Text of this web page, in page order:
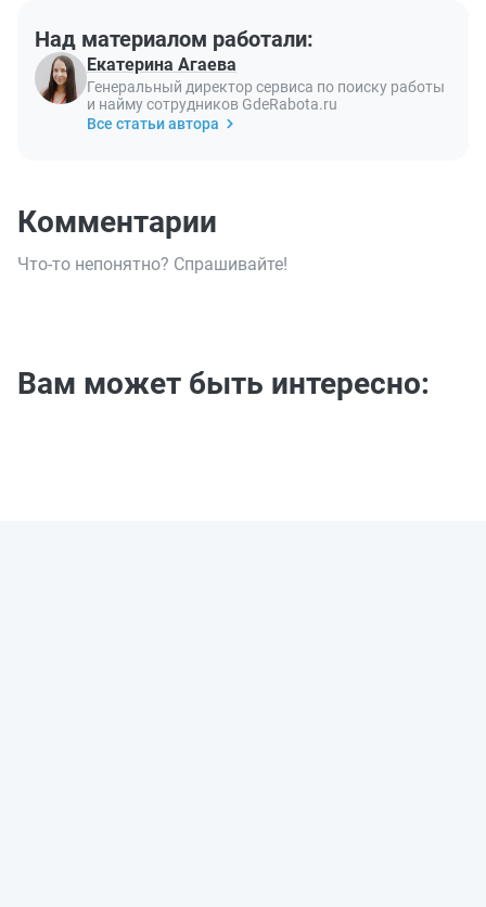
Над материалом работали:
Екатерина Агаева
Генеральный директор сервиса по поиску работы
и найму сотрудников GdeRabota.ru
Все статьи автора
Комментарии
Что-то непонятно? Спрашивайте!
Вам может быть интересно: